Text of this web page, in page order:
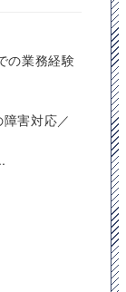
の業務経験
害対応／